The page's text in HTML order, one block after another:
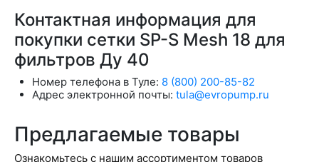
Контактная информация для
покупки сетки SP-S Mesh 18 для
фильтров Ду 40
Номер телефона в Туле: 8 (800) 200-85-82
Адрес электронной почты: tula@evropump.ru
Предлагаемые товары
Ознакомьтесь с нашим ассортиментом товаров